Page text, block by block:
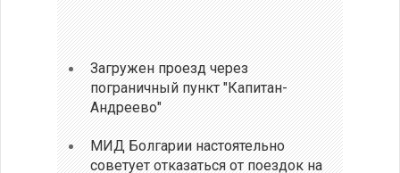
Загружен проезд через
пограничный пункт "Капитан-
Андреево"
МИД Болгарии настоятельно
советует отказаться от поездок на